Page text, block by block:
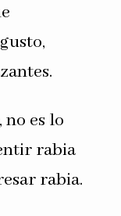
no es lo
rabia
rabia.